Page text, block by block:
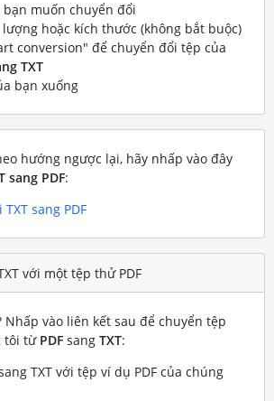
bạn muốn chuyển đổi
hoặc kích thước (không bắt buộc)
conversion" để chuyển đổi tệp của
TXT
bạn xuống
hướng ngược lại, hãy nhấp vào đây
sang PDF:
sang PDF
với một tệp thử PDF
Nhấp vào liên kết sau để chuyển tệp
tôi từ PDFsang TXT:
TXT với tệp ví dụ PDF của chúng